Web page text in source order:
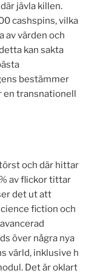
jävla killen.
cashspins, vilka
av värden och
kan sakta
bestämmer
en transnationell
och där hittar
av flickor tittar
det ut att
fiction och
över några nya
värld, inklusive h
Det är oklart